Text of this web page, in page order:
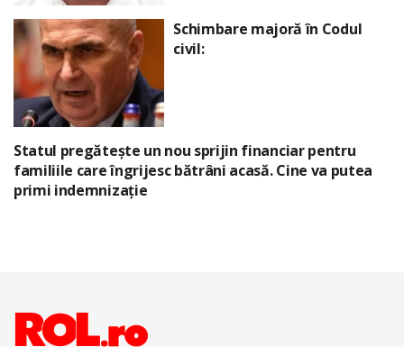
Schimbare majoră în Codul
civil:
Statul pregătește un nou sprijin financiar pentru
familiile care îngrijesc bătrâni acasă. Cine va putea
primi indemnizație